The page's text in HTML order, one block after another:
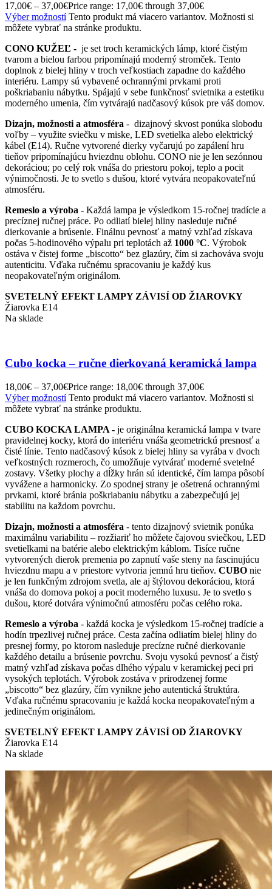
17,00€ – 37,00€Price range: 17,00€ through 37,00€
Výber možnostíTento produkt má viacero variantov. Možnosti si
môžete vybrať na stránke produktu.
CONO KUŽEĽ - je set troch keramických lámp, ktoré čistým
tvarom a bielou farbou pripomínajú moderný stromček. Tento
doplnok z bielej hliny v troch veľkostiach zapadne do každého
interiéru. Lampy sú vybavené ochrannými prvkami proti
poškriabaniu nábytku. Spájajú v sebe funkčnosť svietnika a estetiku
moderného umenia, čím vytvárajú nadčasový kúsok pre váš domov.
Dizajn, možnosti a atmosféra - dizajnový skvost ponúka slobodu
voľby – využite sviečku v miske, LED svetielka alebo elektrický
kábel (E14). Ručne vytvorené dierky vyčarujú po zapálení hru
tieňov pripomínajúcu hviezdnu oblohu. CONO nie je len sezónnou
dekoráciou; po celý rok vnáša do priestoru pokoj, teplo a pocit
výnimočnosti. Je to svetlo s dušou, ktoré vytvára neopakovateľnú
atmosféru.
Remeslo a výroba - Každá lampa je výsledkom 15-ročnej tradície a
precíznej ručnej práce. Po odliatí bielej hliny nasleduje ručné
dierkovanie a brúsenie. Finálnu pevnosť a matný vzhľad získava
počas 5-hodinového výpalu pri teplotách až 1000 °C. Výrobok
ostáva v čistej forme „biscotto“ bez glazúry, čím si zachováva svoju
autenticitu. Vďaka ručnému spracovaniu je každý kus
neopakovateľným originálom.
SVETELNÝ EFEKT LAMPY ZÁVISÍ OD ŽIAROVKY
Žiarovka E14
Na sklade
Cubo kocka – ručne dierkovaná keramická lampa
18,00€ – 37,00€Price range: 18,00€ through 37,00€
Výber možnostíTento produkt má viacero variantov. Možnosti si
môžete vybrať na stránke produktu.
CUBO KOCKA LAMPA - je originálna keramická lampa v tvare
pravidelnej kocky, ktorá do interiéru vnáša geometrickú presnosť a
čisté línie. Tento nadčasový kúsok z bielej hliny sa vyrába v dvoch
veľkostných rozmeroch, čo umožňuje vytvárať moderné svetelné
zostavy. Všetky plochy a dĺžky hrán sú identické, čím lampa pôsobí
vyvážene a harmonicky. Zo spodnej strany je ošetrená ochrannými
prvkami, ktoré bránia poškriabaniu nábytku a zabezpečujú jej
stabilitu na každom povrchu.
Dizajn, možnosti a atmosféra - tento dizajnový svietnik ponúka
maximálnu variabilitu – rozžiariť ho môžete čajovou sviečkou, LED
svetielkami na batérie alebo elektrickým káblom. Tisíce ručne
vytvorených dierok premenia po zapnutí vaše steny na fascinujúcu
hviezdnu mapu a v priestore vytvoria jemnú hru tieňov. CUBO nie
je len funkčným zdrojom svetla, ale aj štýlovou dekoráciou, ktorá
vnáša do domova pokoj a pocit moderného luxusu. Je to svetlo s
dušou, ktoré dotvára výnimočnú atmosféru počas celého roka.
Remeslo a výroba - každá kocka je výsledkom 15-ročnej tradície a
hodín trpezlivej ručnej práce. Cesta začína odliatím bielej hliny do
presnej formy, po ktorom nasleduje precízne ručné dierkovanie
každého detailu a brúsenie povrchu. Svoju vysokú pevnosť a čistý
matný vzhľad získava počas dlhého výpalu v keramickej peci pri
vysokých teplotách. Výrobok zostáva v prirodzenej forme
„biscotto“ bez glazúry, čím vynikne jeho autentická štruktúra.
Vďaka ručnému spracovaniu je každá kocka neopakovateľným a
jedinečným originálom.
SVETELNÝ EFEKT LAMPY ZÁVISÍ OD ŽIAROVKY
Žiarovka E14
Na sklade